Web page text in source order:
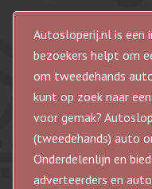
Autosloperij.nl is
bezoekers helpt om
om tweedehands
kunt op zoek naar
voor gemak?
(tweedehands) auto
Onderdelenlijn en
adverteerders en